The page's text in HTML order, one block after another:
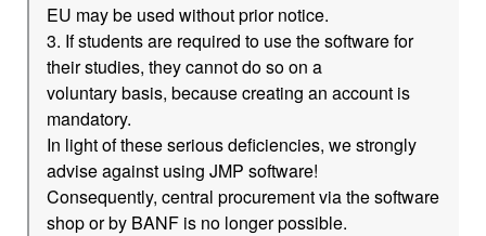
EU may be used without prior notice.
3. If students are required to use the software for
their studies, they cannot do so on a
voluntary basis, because creating an account is
mandatory.
In light of these serious deficiencies, we strongly
advise against using JMP software!
Consequently, central procurement via the software
shop or by BANF is no longer possible.